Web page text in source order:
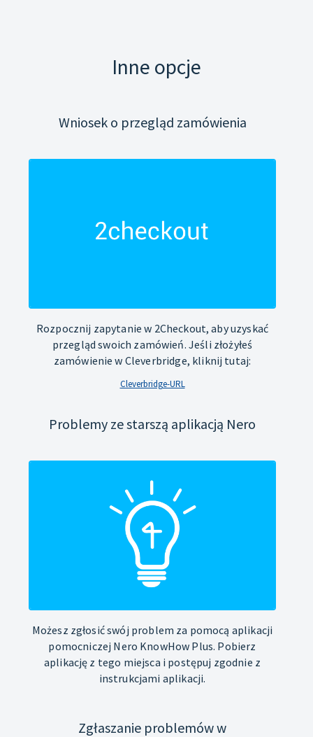
Inne opcje
Wniosek o przegląd zamówienia
Rozpocznij zapytanie w 2Checkout, aby uzyskać
przegląd swoich zamówień. Jeśli złożyłeś
zamówienie w Cleverbridge, kliknij tutaj:
Cleverbridge-URL
Problemy ze starszą aplikacją Nero
Możesz zgłosić swój problem za pomocą aplikacji
pomocniczej Nero KnowHow Plus. Pobierz
aplikację z tego miejsca i postępuj zgodnie z
instrukcjami aplikacji.
Zgłaszanie problemów w